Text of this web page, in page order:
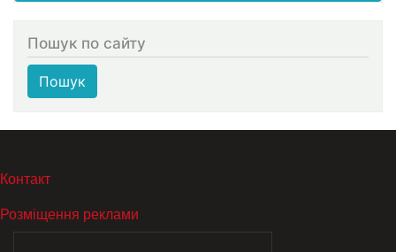
Пошук по сайту
Пошук
МЕНЮ В ПОДВАЛЕ
Контакт
Розміщення реклами